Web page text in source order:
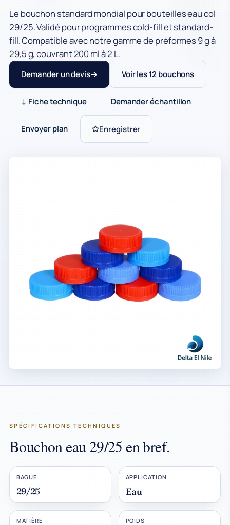
Le bouchon standard mondial pour bouteilles eau col
29/25. Validé pour programmes cold-fill et standard-
fill. Compatible avec notre gamme de préformes 9 g à
29,5 g, couvrant 200 ml à 2 L.
Demander un devis Voir les 12 bouchons
↓ Fiche technique Demander échantillon
Envoyer plan Enregistrer
SPÉCIFICATIONS TECHNIQUES
Bouchon eau 29/25 en bref.
BAGUE
29/25
APPLICATION
Eau
MATIÈRE POIDS